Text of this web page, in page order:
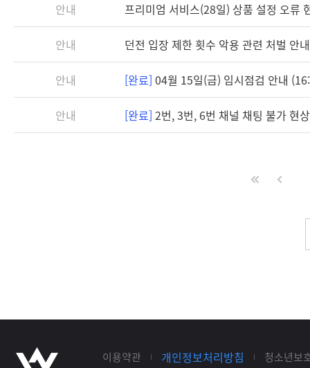
안내 프리미엄 서비스(28일) 상품 설정 오류
안내 던전 입장 제한 횟수 악용 관련 처벌 안내
안내 [완료] 04월 15일(금) 임시점검 안내
안내 [완료] 2번, 3번, 6번 채널 채팅 불가 현
이용약관 개인정보처리방침 청소년보